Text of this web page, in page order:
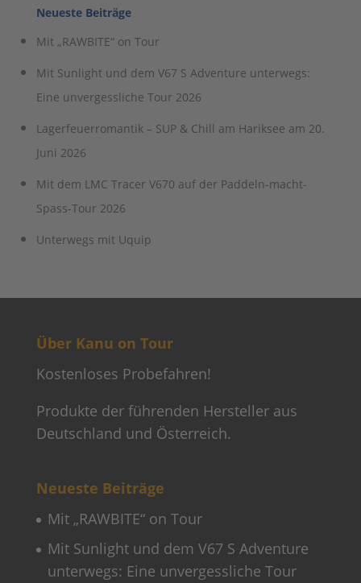
Neueste Beiträge
Mit „RAWBITE“ on Tour
Mit Sunlight und dem V67 S Adventure unterwegs:
Eine unvergessliche Tour 2026
Lagerfeuerromantik – SUP & Chill am Hariksee am 20.
Juni 2026
Mit dem LMC Tracer V670 auf der Paddeln-macht-
Spass-Tour 2026
Unterwegs mit Uquip
Über Kanu on Tour
Kostenloses Probefahren!
Produkte der führenden Hersteller aus
Deutschland und Österreich.
Neueste Beiträge
Mit „RAWBITE“ on Tour
Mit Sunlight und dem V67 S Adventure
unterwegs: Eine unvergessliche Tour